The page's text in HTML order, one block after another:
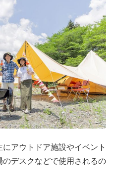
アウトドア施設やイベント
デスクなどで使用されるの